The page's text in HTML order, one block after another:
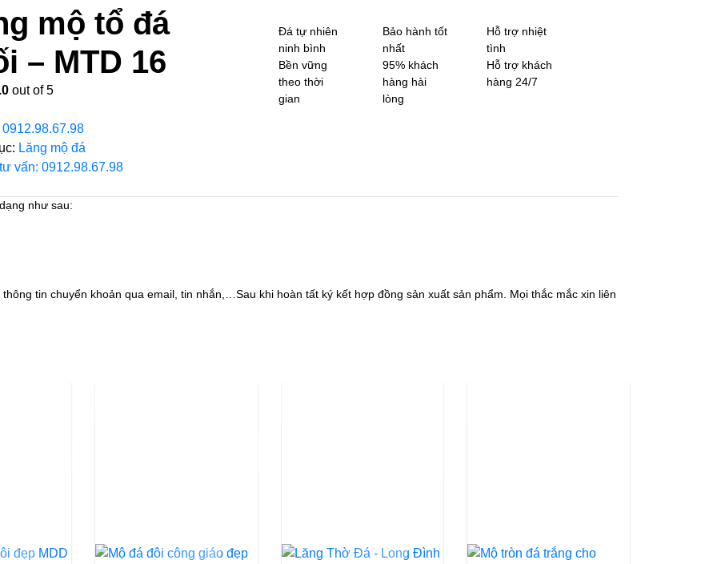
mộ tổ đá
– MTD 16
out of 5
0912.98.67.98
Lăng mộ đá
vấn: 0912.98.67.98
Đá tự nhiên
ninh bình
Bền vững
theo thời
gian
Bảo hành tốt
nhất
95% khách
hàng hài
lòng
Hỗ trợ nhiệt
tình
Hỗ trợ khách
hàng 24/7
như sau:
tin chuyển khoản qua email, tin nhắn,…Sau khi hoàn tất ký kết hợp đồng sản xuất sản phẩm. Mọi thắc mắc xin liên